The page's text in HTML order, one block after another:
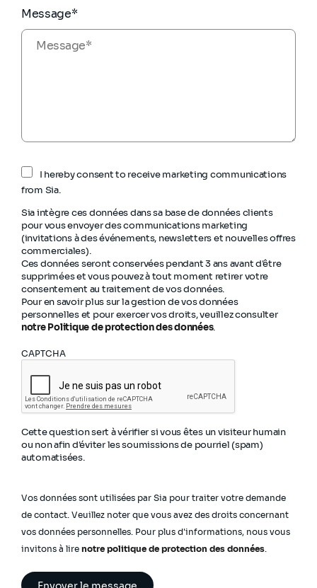
Message*
I hereby consent to receive marketing communications
from Sia.
Sia intègre ces données dans sa base de données clients
pour vous envoyer des communications marketing
(invitations à des événements, newsletters et nouvelles offres
commerciales).
Ces données seront conservées pendant 3 ans avant d'être
supprimées et vous pouvez à tout moment retirer votre
consentement au traitement de vos données.
Pour en savoir plus sur la gestion de vos données
personnelles et pour exercer vos droits, veuillez consulter
notre Politique de protection des données.
CAPTCHA
Cette question sert à vérifier si vous êtes un visiteur humain
ou non afin d'éviter les soumissions de pourriel (spam)
automatisées.
Vos données sont utilisées par Sia pour traiter votre demande
de contact. Veuillez noter que vous avez des droits concernant
vos données personnelles. Pour plus d'informations, nous vous
invitons à lire notre politique de protection des données.